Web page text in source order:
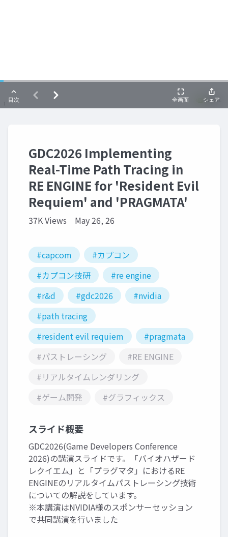
GDC2026 Implementing
Real-Time Path Tracing in
RE ENGINE for 'Resident Evil
Requiem' and 'PRAGMATA'
37K Views May 26, 26
#capcom
#カプコン
#カプコン技研
#re engine
#r&d
#gdc2026
#nvidia
#path tracing
#resident evil requiem
#pragmata
#パストレーシング
#RE ENGINE
#リアルタイムレンダリング
#ゲーム開発
#グラフィックス
スライド概要
GDC2026(Game Developers Conference
2026)の講演スライドです。「バイオハザード
レクイエム」と「プラグマタ」におけるRE
ENGINEのリアルタイムパストレーシング技術
についての解説をしています。
※本講演はNVIDIA様のスポンサーセッション
で共同講演を行いました